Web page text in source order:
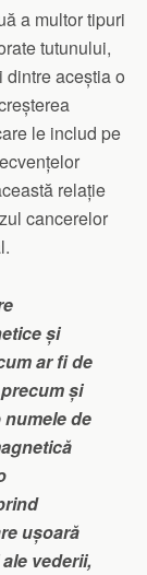
a multor tipuri
tutunului,
dintre aceștia o
le includ pe
relație
cancerelor
și
ar fi de
și
de
ușoară
vederii,